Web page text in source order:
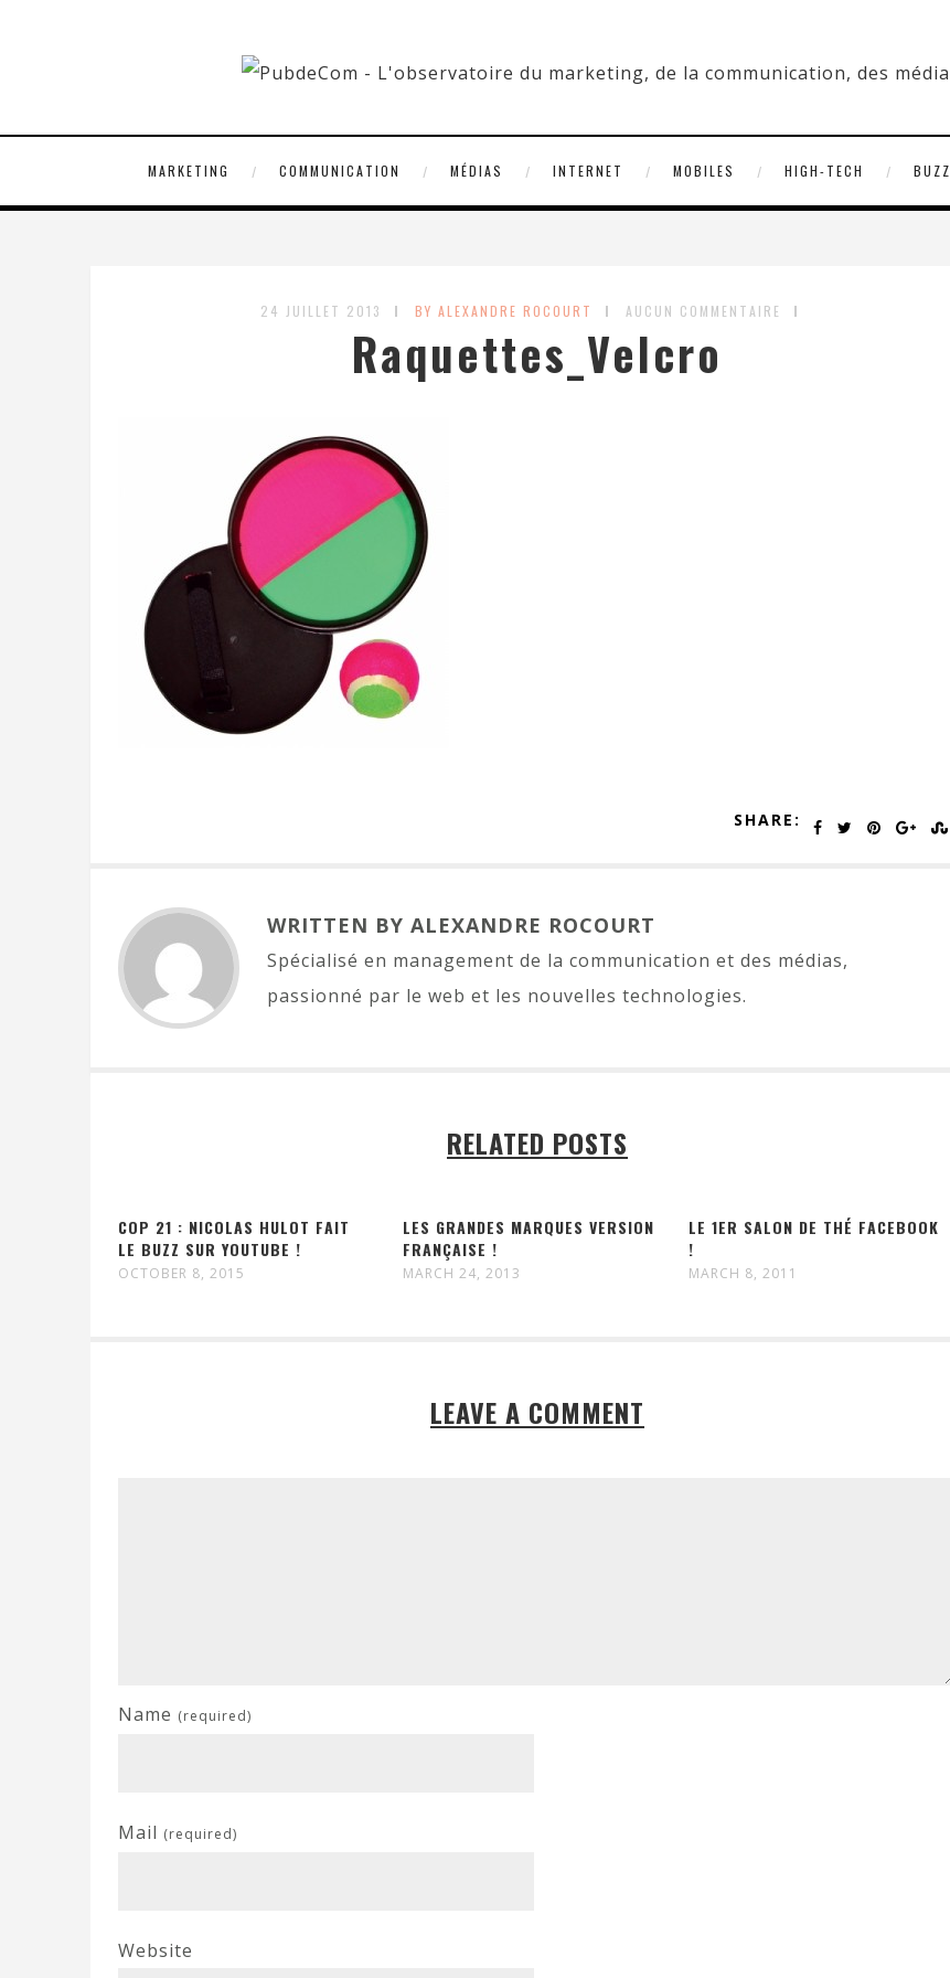
MARKETING COMMUNICATION MÉDIAS INTERNET MOBILES HIGH-TECH BUZZ
24 JUILLET 2013 BY ALEXANDRE ROCOURT AUCUN COMMENTAIRE
Raquettes_Velcro
SHARE:
WRITTEN BY ALEXANDRE ROCOURT
Spécialisé en management de la communication et des médias,
passionné par le web et les nouvelles technologies.
RELATED POSTS
COP 21 : NICOLAS HULOT FAIT
LE BUZZ SUR YOUTUBE !
OCTOBER 8, 2015
LES GRANDES MARQUES VERSION
FRANÇAISE !
MARCH 24, 2013
LE 1ER SALON DE THÉ FACEBOOK
!
MARCH 8, 2011
LEAVE A COMMENT
Name (required)
Mail (required)
Website